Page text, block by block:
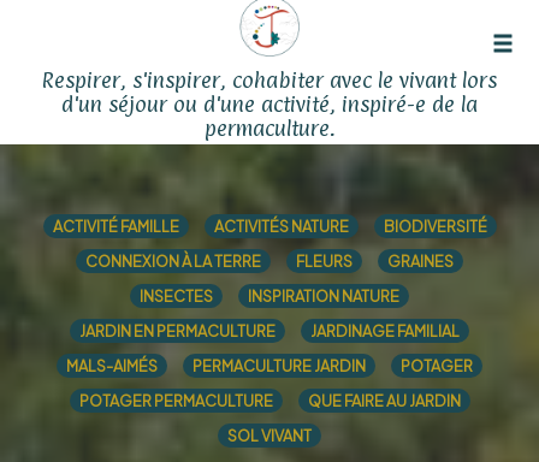
content
Respirer, s'inspirer, cohabiter avec le vivant lors
d'un séjour ou d'une activité, inspiré-e de la
permaculture.
ACTIVITÉ FAMILLE ACTIVITÉS NATURE
BIODIVERSITÉ
CONNEXION À LA TERRE
FLEURS
GRAINES
INSECTES
INSPIRATION NATURE
JARDIN EN PERMACULTURE
JARDINAGE FAMILIAL
MALS-AIMÉS
PERMACULTURE JARDIN
POTAGER
POTAGER PERMACULTURE
QUE FAIRE AU JARDIN
SOL VIVANT